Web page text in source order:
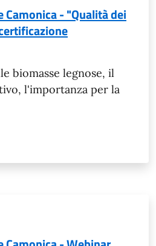
Camonica - "Qualità dei
biomasse legnose, il
l'importanza per la